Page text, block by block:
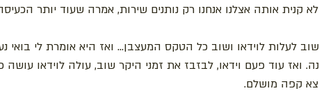
קנית אותה אצלנו אנחנו רק נותנים שירות, אמרה שעוד יותר
לעלות לוידאו ושוב כל הטקס המעצבן... ואז היא אומרת לי בואי
ואז עוד פעם וידאו, לבזבז את זמני היקר שוב, עולה לוידאו
קפה מושלם.